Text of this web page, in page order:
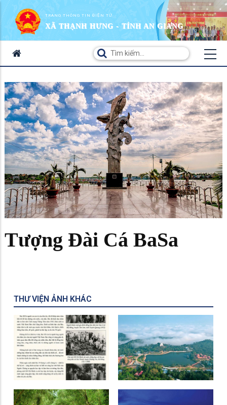
TRANG THÔNG TIN ĐIỆN TỬ
XÃ THẠNH HƯNG - TỈNH AN GIANG
Tượng Đài Cá BaSa
THƯ VIỆN ẢNH KHÁC
Kính yêu Bác Hồ nhân
ngày 19 tháng 5 - Sinh
nhật Bác
Khu Du Lịch Núi Cấm